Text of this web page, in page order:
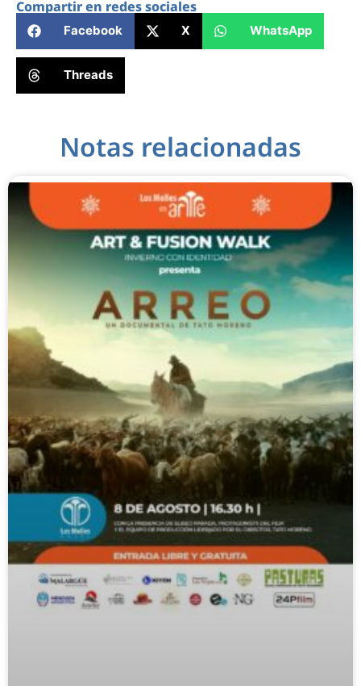
Compartir en redes sociales
Facebook X WhatsApp
Threads
Notas relacionadas